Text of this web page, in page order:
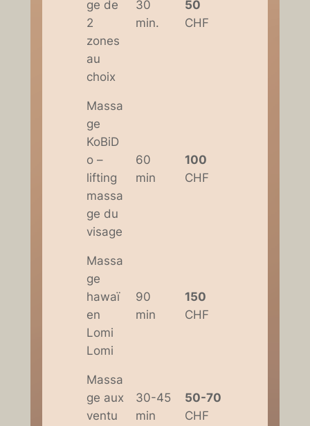
ge de
2
zones
au
choix
30
min.
50
CHF
Massa
ge
KoBiD
o –
lifting
massa
ge du
visage
60
min
100
CHF
Massa
ge
hawaï
en
Lomi
Lomi
90
min
150
CHF
Massa
ge aux
ventu
30-45
min
50-70
CHF